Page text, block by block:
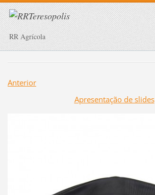
RR Agrícola
Anterior
Apresentação de slides